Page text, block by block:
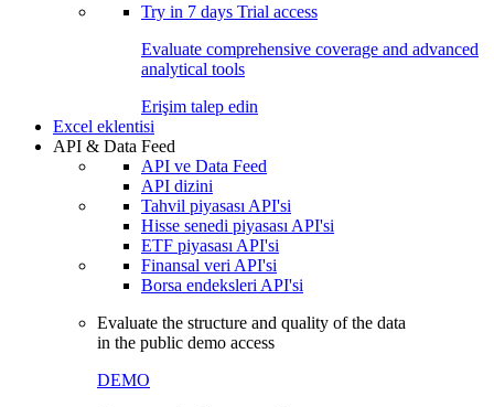
Try in 7 days Trial access
Evaluate comprehensive coverage and advanced
analytical tools
Erişim talep edin
Excel eklentisi
API & Data Feed
API ve Data Feed
API dizini
Tahvil piyasası API'si
Hisse senedi piyasası API'si
ETF piyasası API'si
Finansal veri API'si
Borsa endeksleri API'si
Evaluate the structure and quality of the data
in the public demo access
DEMO